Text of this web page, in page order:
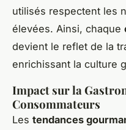
utilisés respectent les
élevées. Ainsi, chaque
devient le reflet de la
enrichissant la culture
Impact sur la
Consommateurs
Les tendances